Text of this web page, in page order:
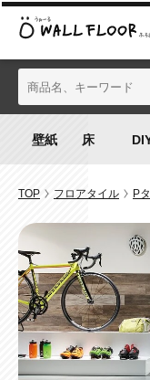
TOP フロアタイル P